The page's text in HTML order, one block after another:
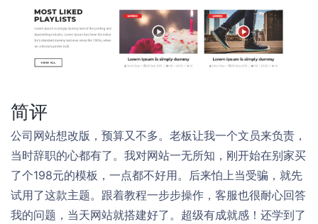
简评
公司网站想改版，预算又不多。老板让我一个文员来负责，
当时辞职的心都有了。我对网站一无所知，刚开始在别家买
了个198元的模板，一点都不好用。后来怕上当受骗，就先
试用了这款主题。跟着教程一步步操作，客服也很耐心回答
我的问题，当天网站就搭建好了。超级有成就感！还学到了